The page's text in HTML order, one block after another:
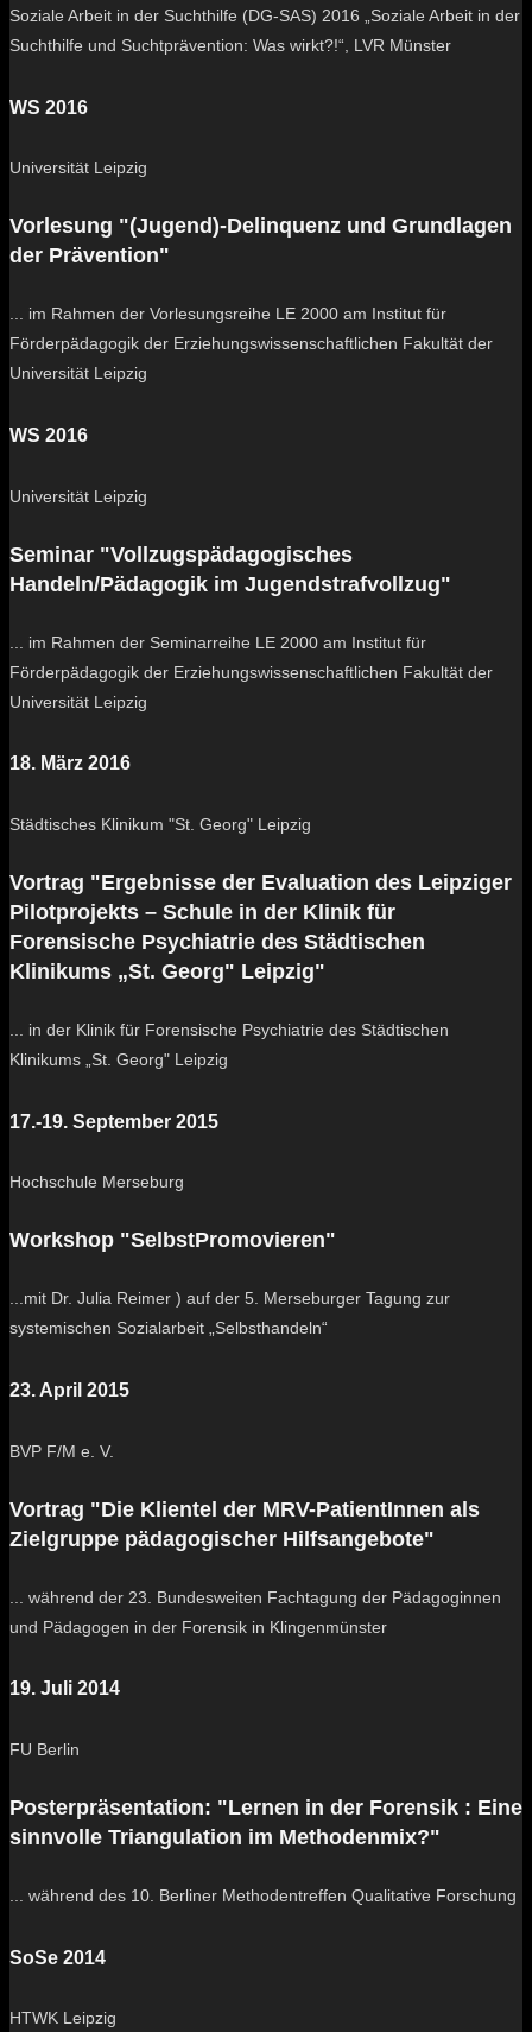
Soziale Arbeit in der Suchthilfe (DG-SAS) 2016 „Soziale Arbeit in der
Suchthilfe und Suchtprävention: Was wirkt?!“, LVR Münster
WS 2016
Universität Leipzig
Vorlesung "(Jugend)-Delinquenz und Grundlagen
der Prävention"
... im Rahmen der Vorlesungsreihe LE 2000 am Institut für
Förderpädagogik der Erziehungswissenschaftlichen Fakultät der
Universität Leipzig
WS 2016
Universität Leipzig
Seminar "Vollzugspädagogisches
Handeln/Pädagogik im Jugendstrafvollzug"
... im Rahmen der Seminarreihe LE 2000 am Institut für
Förderpädagogik der Erziehungswissenschaftlichen Fakultät der
Universität Leipzig
18. März 2016
Städtisches Klinikum "St. Georg" Leipzig
Vortrag "Ergebnisse der Evaluation des Leipziger
Pilotprojekts – Schule in der Klinik für
Forensische Psychiatrie des Städtischen
Klinikums „St. Georg" Leipzig"
... in der Klinik für Forensische Psychiatrie des Städtischen
Klinikums „St. Georg" Leipzig
17.-19. September 2015
Hochschule Merseburg
Workshop "SelbstPromovieren"
...mit Dr. Julia Reimer ) auf der 5. Merseburger Tagung zur
systemischen Sozialarbeit „Selbsthandeln“
23. April 2015
BVP F/M e. V.
Vortrag "Die Klientel der MRV-PatientInnen als
Zielgruppe pädagogischer Hilfsangebote"
... während der 23. Bundesweiten Fachtagung der Pädagoginnen
und Pädagogen in der Forensik in Klingenmünster
19. Juli 2014
FU Berlin
Posterpräsentation: "Lernen in der Forensik : Eine
sinnvolle Triangulation im Methodenmix?"
... während des 10. Berliner Methodentreffen Qualitative Forschung
SoSe 2014
HTWK Leipzig